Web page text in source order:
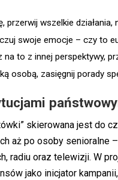
przerwij wszelkie działania,
swoje emocje – czy to
to z innej perspektywy,
osobą, zasięgnij porady
skierowana jest do
aż po osoby senioralne
radiu oraz telewizji. W
jako inicjator